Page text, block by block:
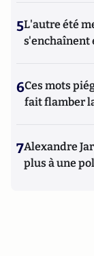
5L'autre été
s'enchaînent
6Ces mots
fait flamber
7Alexandre
plus à une